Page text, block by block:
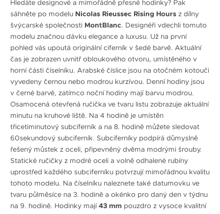
Hledáte designové a mimořádně přesné hodinky? Pak
sáhněte po modelu Nicolas Rieussec Rising Hours z dílny
švýcarské společnosti MontBlanc. Designéři vdechli tomuto
modelu značnou dávku elegance a luxusu. Už na první
pohled vás upoutá originální ciferník v šedé barvě. Aktuální
čas je zobrazen uvnitř obloukového otvoru, umístěného v
horní části číselníku. Arabské číslice jsou na otočném kotouči
vyvedeny černou nebo modrou kurzívou. Denní hodiny jsou
v černé barvě, zatímco noční hodiny mají barvu modrou.
Osamocená otevřená ručička ve tvaru listu zobrazuje aktuální
minutu na kruhové liště. Na 4 hodině je umístěn
třicetiminutový subciferník a na 8. hodině můžete sledovat
60sekundový subciferník. Subciferníky podpírá důmyslně
řešený můstek z oceli, připevněný dvěma modrými šrouby.
Statické ručičky z modré oceli a volně odhalené rubíny
uprostřed každého subciferníku potvrzují mimořádnou kvalitu
tohoto modelu. Na číselníku naleznete také datumovku ve
tvaru půlměsíce na 3. hodině a okénko pro daný den v týdnu
na 9. hodině. Hodinky mají43 mm pouzdro z vysoce kvalitní